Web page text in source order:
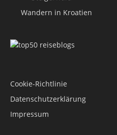
Wandern in Kroatien
Cookie-Richtlinie
Datenschutzerklärung
Impressum